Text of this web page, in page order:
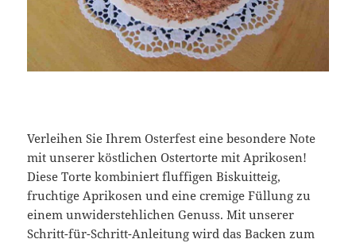
Verleihen Sie Ihrem Osterfest eine besondere Note
mit unserer köstlichen Ostertorte mit Aprikosen!
Diese Torte kombiniert fluffigen Biskuitteig,
fruchtige Aprikosen und eine cremige Füllung zu
einem unwiderstehlichen Genuss. Mit unserer
Schritt-für-Schritt-Anleitung wird das Backen zum